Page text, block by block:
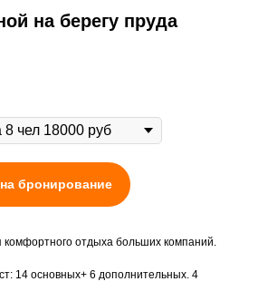
на берегу пруда
бронирование
комфортного отдыха больших компаний.
14 основных+ 6 дополнительных. 4